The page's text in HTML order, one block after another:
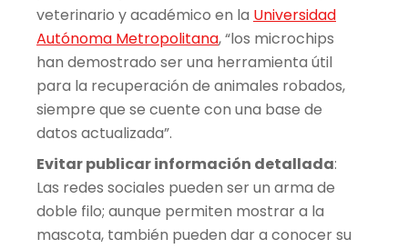
veterinario y académico en la Universidad
Autónoma Metropolitana, “los microchips
han demostrado ser una herramienta útil
para la recuperación de animales robados,
siempre que se cuente con una base de
datos actualizada”.
Evitar publicar información detallada:
Las redes sociales pueden ser un arma de
doble filo; aunque permiten mostrar a la
mascota, también pueden dar a conocer su